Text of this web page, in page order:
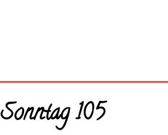
Sonntag 105